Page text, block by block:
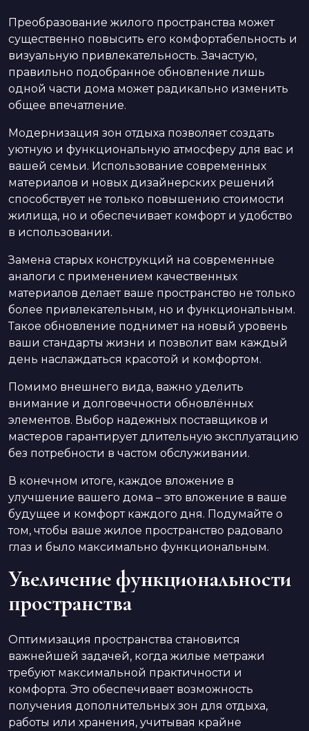
Преобразование жилого пространства может
существенно повысить его комфортабельность и
визуальную привлекательность. Зачастую,
правильно подобранное обновление лишь
одной части дома может радикально изменить
общее впечатление.
Модернизация зон отдыха позволяет создать
уютную и функциональную атмосферу для вас и
вашей семьи. Использование современных
материалов и новых дизайнерских решений
способствует не только повышению стоимости
жилища, но и обеспечивает комфорт и удобство
в использовании.
Замена старых конструкций на современные
аналоги с применением качественных
материалов делает ваше пространство не только
более привлекательным, но и функциональным.
Такое обновление поднимет на новый уровень
ваши стандарты жизни и позволит вам каждый
день наслаждаться красотой и комфортом.
Помимо внешнего вида, важно уделить
внимание и долговечности обновлённых
элементов. Выбор надежных поставщиков и
мастеров гарантирует длительную эксплуатацию
без потребности в частом обслуживании.
В конечном итоге, каждое вложение в
улучшение вашего дома – это вложение в ваше
будущее и комфорт каждого дня. Подумайте о
том, чтобы ваше жилое пространство радовало
глаз и было максимально функциональным.
Увеличение функциональности
пространства
Оптимизация пространства становится
важнейшей задачей, когда жилые метражи
требуют максимальной практичности и
комфорта. Это обеспечивает возможность
получения дополнительных зон для отдыха,
работы или хранения, учитывая крайне